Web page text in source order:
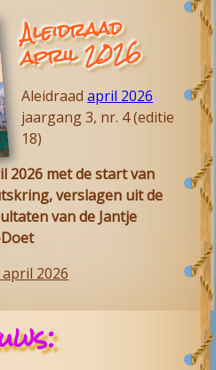
Aleidraad
april 2026
Aleidraadapril 2026
jaargang 3, nr. 4 (editie
18)
2026 met de start van
verslagen uit de
van de Jantje
2026